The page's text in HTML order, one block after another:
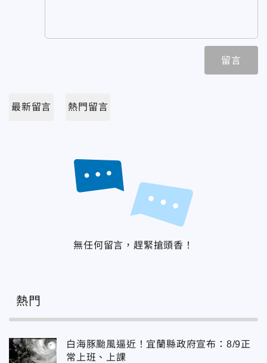
留言
最新留言 熱門留言
無任何留言，趕緊搶頭香！
熱門
白海豚颱風逼近！宜蘭縣政府宣布：8/9正
常上班、上課